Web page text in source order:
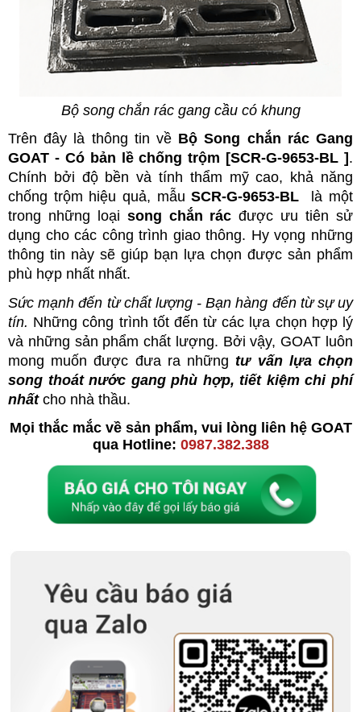
Bộ song chắn rác gang cầu có khung
Trên đây là thông tin về Bộ Song chắn rác Gang
GOAT - Có bản lề chống trộm [SCR-G-9653-BL ].
Chính bởi độ bền và tính thẩm mỹ cao, khả năng
chống trộm hiệu quả, mẫuSCR-G-9653-BL
là một
trong những loại song chắn rác được ưu tiên sử
dụng cho các công trình giao thông. Hy vọng những
thông tin này sẽ giúp bạn lựa chọn được sản phẩm
phù hợp nhất nhất.
Sức mạnh đến từ chất lượng - Bạn hàng đến từ sự uy
tín. Những công trình tốt đến từ các lựa chọn hợp lý
và những sản phẩm chất lượng. Bởi vậy, GOAT luôn
mong muốn được đưa ra những tư vấnlựa chọn
song thoát nước gang phù hợp, tiết kiệm chi phí
nhất cho nhà thầu.
Mọi thắc mắc về sản phẩm, vui lòng liên hệ GOAT
qua Hotline: 0987.382.388